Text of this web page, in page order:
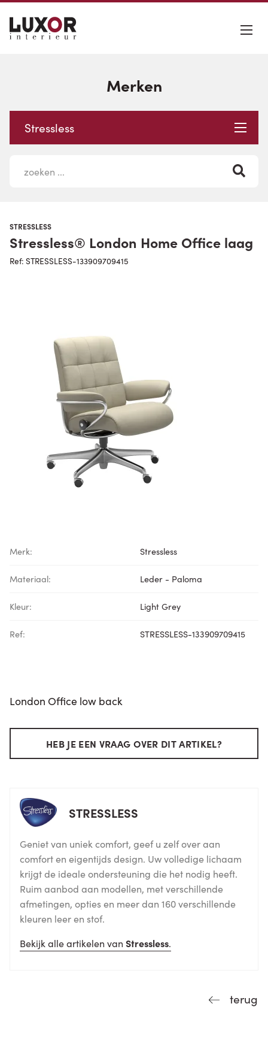
Merken
Stressless
STRESSLESS
Stressless® London Home Office laag
Ref: STRESSLESS-133909709415
Merk: Stressless
Materiaal: Leder - Paloma
Kleur: Light Grey
Ref: STRESSLESS-133909709415
London Office low back
HEB JE EEN VRAAG OVER DIT ARTIKEL?
STRESSLESS
Geniet van uniek comfort, geef u zelf over aan
comfort en eigentijds design. Uw volledige lichaam
krijgt de ideale ondersteuning die het nodig heeft.
Ruim aanbod aan modellen, met verschillende
afmetingen, opties en meer dan 160 verschillende
kleuren leer en stof.
Bekijk alle artikelen van Stressless.
terug